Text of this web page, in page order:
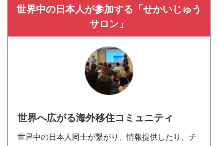
世界中の日本人が参加する「せかいじゅう
サロン」
世界へ広がる海外移住コミュニティ
世界中の日本人同士が繋がり、情報提供したり、チ